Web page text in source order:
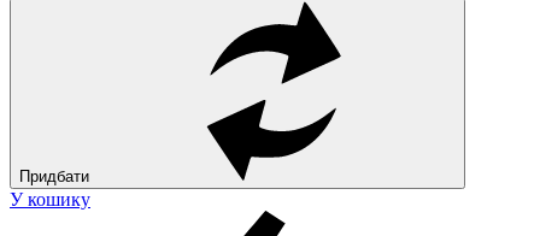
Придбати
У кошику